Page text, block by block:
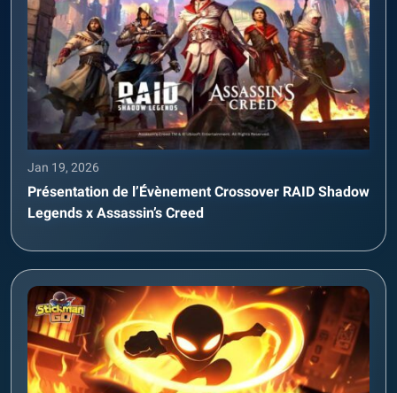
Jan 19, 2026
Présentation de l’Évènement Crossover RAID Shadow
Legends x Assassin’s Creed